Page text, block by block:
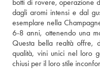
botti di rovere, operazione
dagli aromi intensi e dal
esemplare nella
6-8 anni, ottenendo una
Questa bella realtà offre,
qualità, vini unici nel loro
chiusi per il loro stile